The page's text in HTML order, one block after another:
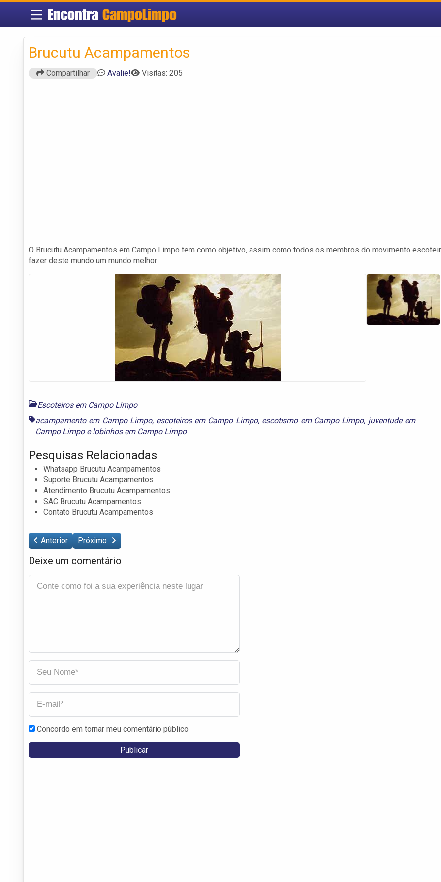
EncontraCampoLimpo
Brucutu Acampamentos
Compartilhar Avalie! Visitas: 205
O Brucutu Acampamentos em Campo Limpo tem como objetivo, assim como todos os membros do movimento
fazer deste mundo um mundo melhor.
Escoteiros em Campo Limpo
acampamento em Campo Limpo, escoteiros em Campo Limpo, escotismo em Campo Limpo, juventude em
Campo Limpoelobinhos em Campo Limpo
Pesquisas Relacionadas
Whatsapp Brucutu Acampamentos
Suporte Brucutu Acampamentos
Atendimento Brucutu Acampamentos
SAC Brucutu Acampamentos
Contato Brucutu Acampamentos
Anterior Próximo
Deixe um comentário
Concordo em tornar meu comentário público